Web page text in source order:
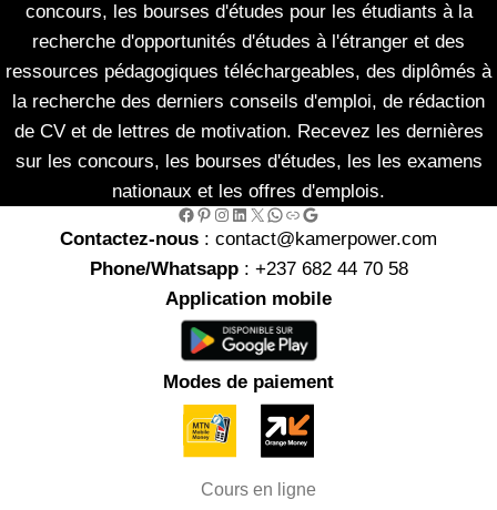
concours, les bourses d'études pour les étudiants à la
recherche d'opportunités d'études à l'étranger et des
ressources pédagogiques téléchargeables, des diplômés à
la recherche des derniers conseils d'emploi, de rédaction
de CV et de lettres de motivation. Recevez les dernières
sur les concours, les bourses d'études, les les examens
nationaux et les offres d'emplois.
Facebook Pinterest Instagram LinkedIn X WhatsApp Link Google
Contactez-nous : contact@kamerpower.com
Phone/Whatsapp: +237 682 44 70 58
Application mobile
Modes de paiement
Cours en ligne